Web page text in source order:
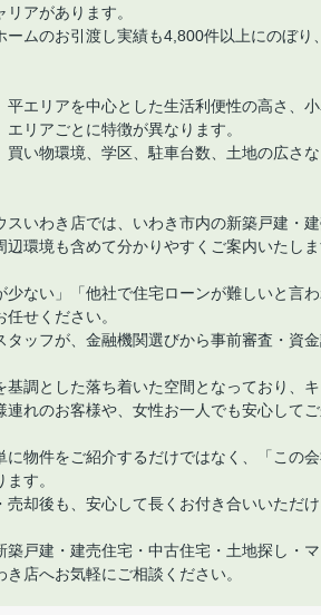
アがあります。
ームのお引渡し実績も4,800件以上にのぼ
平エリアを中心とした生活利便性の高さ、
エリアごとに特徴が異なります。
買い物環境、学区、駐車台数、土地の広さ
スいわき店では、いわき市内の新築戸建・
辺環境も含めて分かりやすくご案内いたしま
少ない」「他社で住宅ローンが難しいと
せください。
タッフが、金融機関選びから事前審査・資
基調とした落ち着いた空間となっており、
連れのお客様や、女性お一人でも安心して
に物件をご紹介するだけではなく、「この
す。
売却後も、安心して長くお付き合いいただ
築戸建・建売住宅・中古住宅・土地探し・
き店へお気軽にご相談ください。